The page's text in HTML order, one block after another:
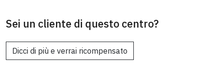
Sei un cliente di questo centro?
Dicci di più e verrai ricompensato